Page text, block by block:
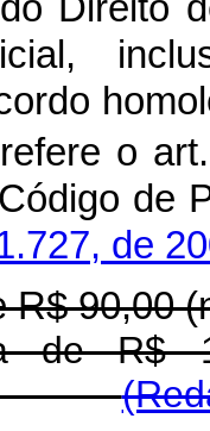
o
-
de
R$ 90,00
R$